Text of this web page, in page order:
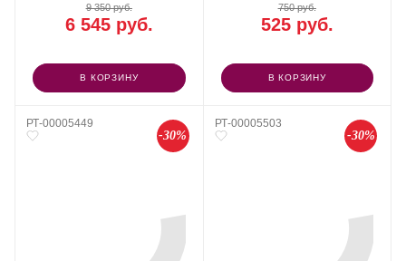
6 545 руб.
9 350 руб.
В КОРЗИНУ
525 руб.
750 руб.
В КОРЗИНУ
РТ-00005449
-30%
РТ-00005503
-30%